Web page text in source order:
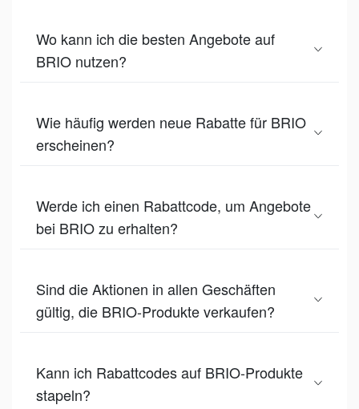
Wo kann ich die besten Angebote auf
BRIO nutzen?
Wie häufig werden neue Rabatte für BRIO
erscheinen?
Werde ich einen Rabattcode, um Angebote
bei BRIO zu erhalten?
Sind die Aktionen in allen Geschäften
gültig, die BRIO-Produkte verkaufen?
Kann ich Rabattcodes auf BRIO-Produkte
stapeln?